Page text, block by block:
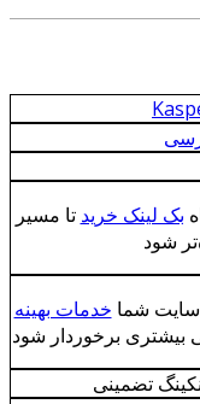
بک لینک خریدتا مسیر
شود
شماخدمات بهینه
برخوردار شود
تضمینی